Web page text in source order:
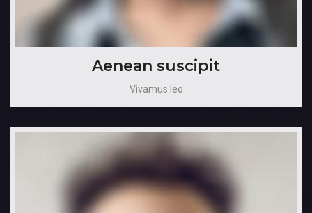
Aenean suscipit
Vivamus leo